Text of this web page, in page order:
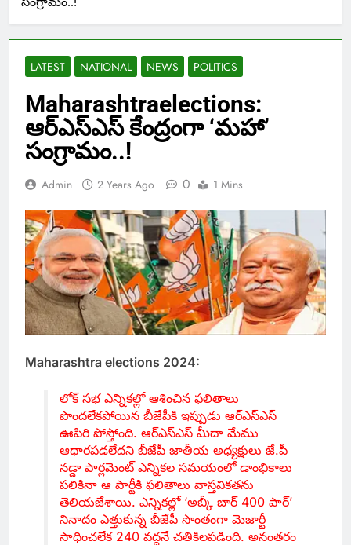
LATEST NATIONAL NEWS POLITICS
Maharashtraelections:
ఆర్ఎస్ఎస్ కేంద్రంగా ‘మహా’
సంగ్రామం..!
Admin 2 Years Ago 0 1 Mins
Maharashtra elections 2024:
లోక్ సభ ఎన్నికల్లో ఆశించిన ఫలితాలు
పొందలేకపోయిన బీజేపీకి ఇప్పుడు ఆర్ఎస్ఎస్
ఊపిరి పోస్తోంది. ఆర్ఎస్ఎస్ మీదా మేము
ఆధారపడలేదని బీజేపీ జాతీయ అధ్యక్షులు జే.పీ
నడ్డా పార్లమెంట్ ఎన్నికల సమయంలో డాంభికాలు
పలికినా ఆ పార్టీకి ఫలితాలు వాస్తవికతను
తెలియజేశాయి. ఎన్నికల్లో ‘అబ్కీ బార్ 400 పార్’
నినాదం ఎత్తుకున్న బీజేపీ సొంతంగా మెజార్టీ
సాధించలేక 240 వద్దనే చతికిలపడింది. అనంతరం